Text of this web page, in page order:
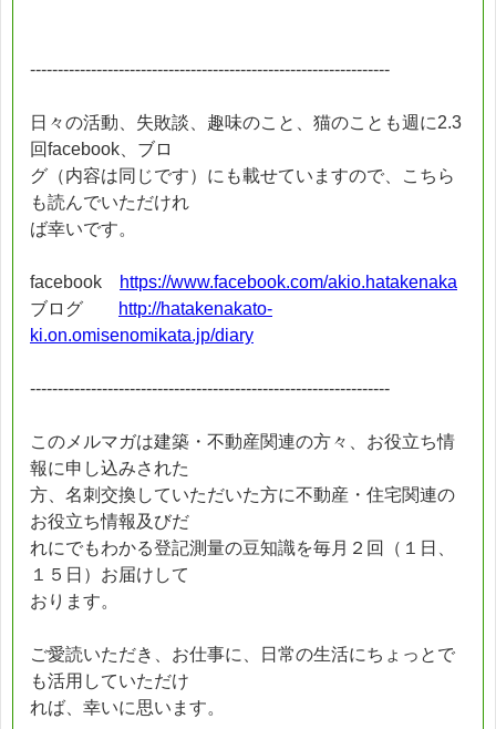
-----------------------------------------------------------------
日々の活動、失敗談、趣味のこと、猫のことも週に2.3
回facebook、ブロ
グ（内容は同じです）にも載せていますので、こちら
も読んでいただけれ
ば幸いです。
facebook
https://www.facebook.com/akio.hatakenaka
ブログ
http://hatakenakato-
ki.on.omisenomikata.jp/diary
-----------------------------------------------------------------
このメルマガは建築・不動産関連の方々、お役立ち情
報に申し込みされた
方、名刺交換していただいた方に不動産・住宅関連の
お役立ち情報及びだ
れにでもわかる登記測量の豆知識を毎月２回（１日、
１５日）お届けして
おります。
ご愛読いただき、お仕事に、日常の生活にちょっとで
も活用していただけ
れば、幸いに思います。